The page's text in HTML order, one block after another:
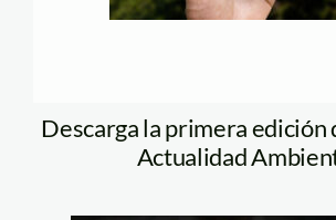
Descarga la primera edición
Actualidad